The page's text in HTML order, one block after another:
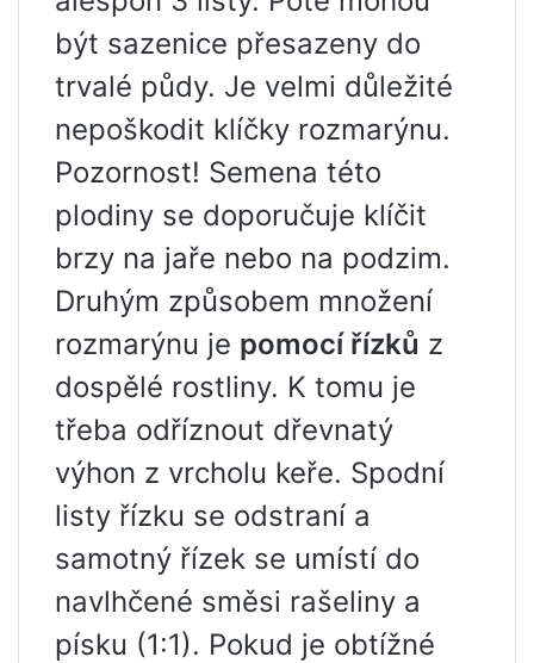
být sazenice přesazeny do
trvalé půdy. Je velmi důležité
nepoškodit klíčky rozmarýnu.
Pozornost! Semena této
plodiny se doporučuje klíčit
brzy na jaře nebo na podzim.
Druhým způsobem množení
rozmarýnu je pomocí řízků z
dospělé rostliny. K tomu je
třeba odříznout dřevnatý
výhon z vrcholu keře. Spodní
listy řízku se odstraní a
samotný řízek se umístí do
navlhčené směsi rašeliny a
písku (1:1). Pokud je obtížné